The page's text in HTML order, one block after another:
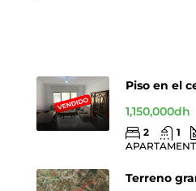
Piso en el
1,150,000dh
2 1
Terreno